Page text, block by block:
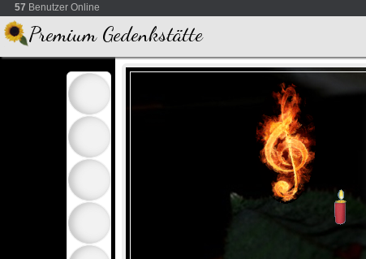
57 Benutzer Online
Premium Gedenkstätte